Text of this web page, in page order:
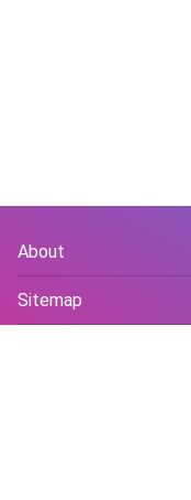
About
Sitemap